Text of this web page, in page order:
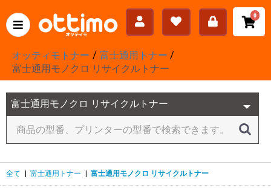
0
オッティモトナー
富士通用トナー
富士通用モノクロ リサイクルトナー
全て | 富士通用トナー | 富士通用モノクロ リサイクルトナー